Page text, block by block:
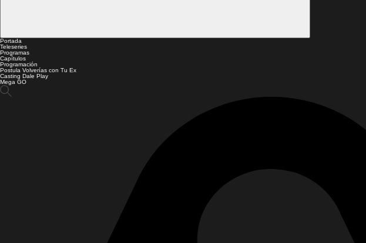
Portada
Teleseries
Programas
Capítulos
Programación
Postula Volverías con Tu Ex
Casting Dale Play
Mega GO